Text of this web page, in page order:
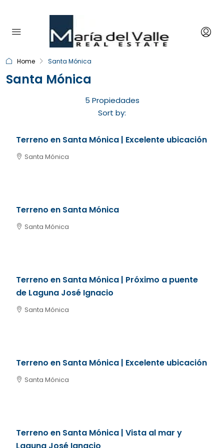
Home Santa Mónica
Santa Mónica
5 Propiedades
Sort by:
Terreno en Santa Mónica | Excelente ubicación
Santa Mónica
Terreno en Santa Mónica
Santa Mónica
Terreno en Santa Mónica | Próximo a puente
de Laguna José Ignacio
Santa Mónica
Terreno en Santa Mónica | Excelente ubicación
Santa Mónica
Terreno en Santa Mónica | Vista al mar y